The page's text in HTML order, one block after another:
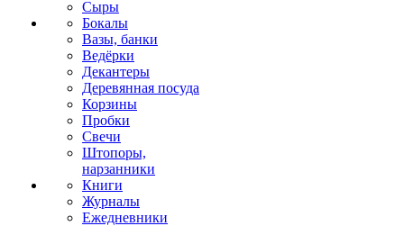
Сыры
Бокалы
Вазы, банки
Ведёрки
Декантеры
Деревянная посуда
Корзины
Пробки
Свечи
Штопоры,
нарзанники
Книги
Журналы
Ежедневники